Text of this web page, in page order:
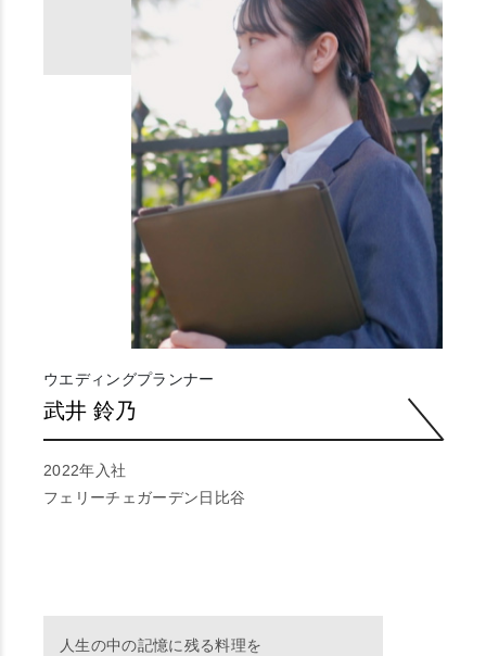
ウエディングプランナー
武井 鈴乃
2022年入社
フェリーチェガーデン日比谷
人生の中の記憶に残る料理を